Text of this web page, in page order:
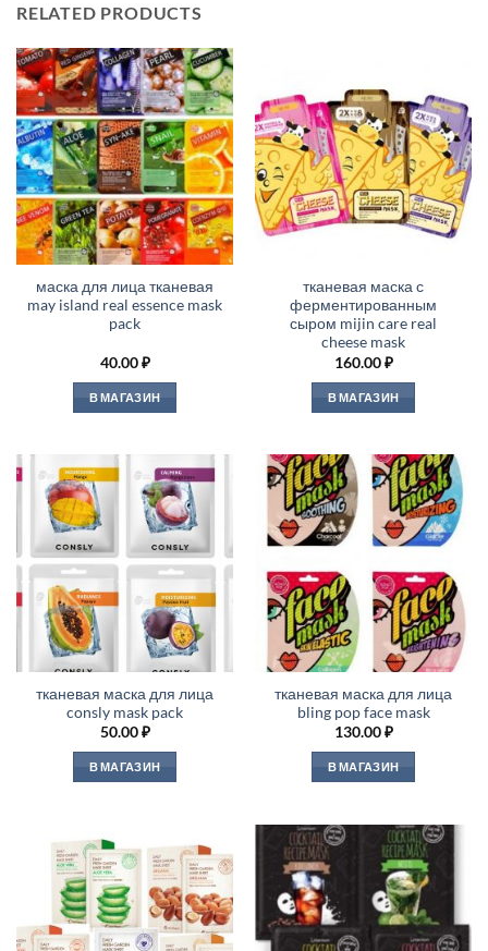
RELATED PRODUCTS
маска для лица тканевая
may island real essence mask
pack
40.00₽
В МАГАЗИН
тканевая маска с
ферментированным
сыром mijin care real
cheese mask
160.00₽
В МАГАЗИН
тканевая маска для лица
consly mask pack
50.00₽
В МАГАЗИН
тканевая маска для лица
bling pop face mask
130.00₽
В МАГАЗИН